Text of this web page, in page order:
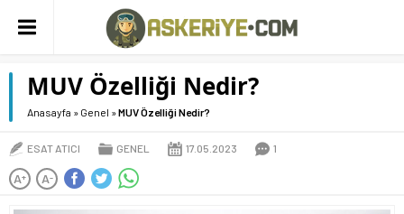
MUV Özelliği Nedir?
Anasayfa » Genel »MUV Özelliği Nedir?
ESAT ATICI GENEL 17.05.2023 1
A+ A-